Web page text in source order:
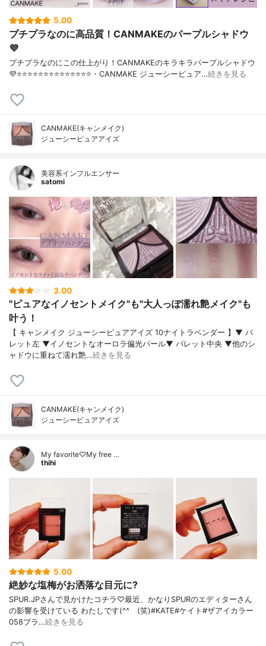
5.00
プチプラなのに高品質！CANMAKEのパープルシャドウ
💜
プチプラなのにこの仕上がり！CANMAKEのキラキラパープルシャドウ
💜⭐️⭐️⭐️⭐️⭐️⭐️⭐️⭐️⭐️⭐️⭐️⭐️⭐️⭐️・CANMAKE ジューシーピュア…続きを見る
CANMAKE(キャンメイク)
ジューシーピュアアイズ
美容系インフルエンサー
satomi
3.00
"ピュアなイノセントメイク"も"大人っぽ濡れ艶メイク"も
叶う！
【 キャンメイク ジューシーピュアアイズ 10ナイトラベンダー 】▼ パ
レット左 ▼イノセントなオーロラ偏光パール▼ パレット中央 ▼他のシ
ャドウに重ねて濡れ艶…続きを見る
CANMAKE(キャンメイク)
ジューシーピュアアイズ
My favorite♡My free …
thihi
5.00
絶妙な塩梅がお洒落な目元に?
SPUR.JPさんで見かけたコチラ♡最近、かなりSPURのエディターさん
の影響を受けている わたしです(^^ゞ(笑)#KATE#ケイト#ザアイカラー
058ブラ…続きを見る